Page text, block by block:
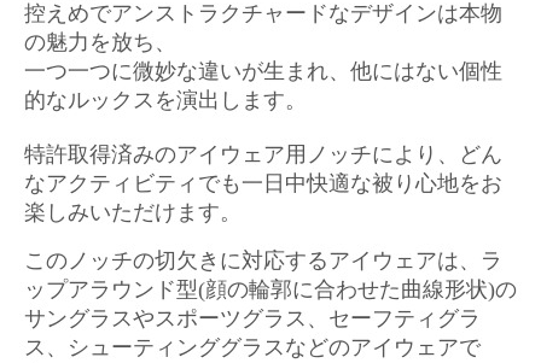
控えめでアンストラクチャードなデザインは本物
の魅力を放ち、
一つ一つに微妙な違いが生まれ、他にはない個性
的なルックスを演出します。
特許取得済みのアイウェア用ノッチにより、どん
なアクティビティでも一日中快適な被り心地をお
楽しみいただけます。
このノッチの切欠きに対応するアイウェアは、ラ
ップアラウンド型(顔の輪郭に合わせた曲線形状)の
サングラスやスポーツグラス、セーフティグラ
ス、シューティンググラスなどのアイウェアで